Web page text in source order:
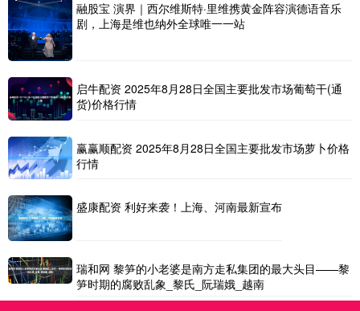
融股宝 演界｜西尔维斯特·里维携黄金阵容演德语音乐
剧，上海是维也纳外全球唯一一站
启牛配资 2025年8月28日全国主要批发市场葡萄干(通
货)价格行情
赢赢顺配资 2025年8月28日全国主要批发市场萝卜价格
行情
盛康配资 利好来袭！上海、河南最新宣布
瑞和网 黎笋的小老婆是南方走私集团的最大头目——黎
笋时期的腐败乱象_黎氏_阮瑞娥_越南